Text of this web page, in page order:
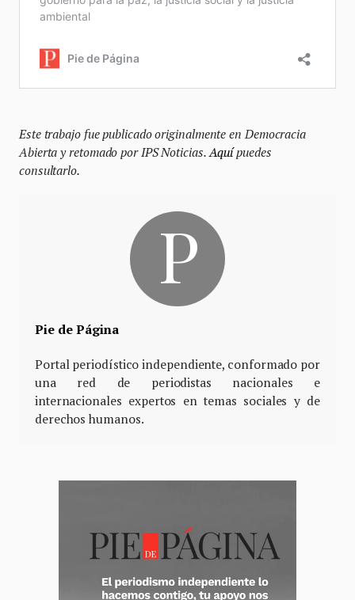
Este trabajo fue publicado originalmente en Democracia
Abierta y retomado por IPS Noticias. Aquípuedes
consultarlo.
Pie de Página
Portal periodístico independiente, conformado por
una red de periodistas nacionales e
internacionales expertos en temas sociales y de
derechos humanos.